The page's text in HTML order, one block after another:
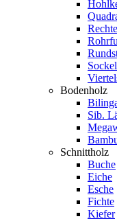
Bodenholz
Sib.
Schnittholz
Buche
Eiche
Esche
Fichte
Kiefer